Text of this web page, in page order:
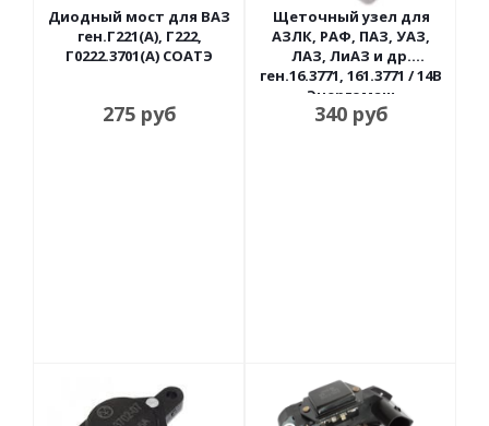
Диодный мост для ВАЗ
ген.Г221(А), Г222,
Г0222.3701(А) СОАТЭ
275руб
Щеточный узел для
АЗЛК, РАФ, ПАЗ, УАЗ,
ЛАЗ, ЛиАЗ и др.
ген.16.3771, 161.3771 / 14В
Энергомаш
340руб